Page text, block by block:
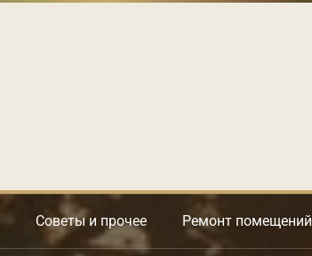
Советы и прочее Ремонт помещений